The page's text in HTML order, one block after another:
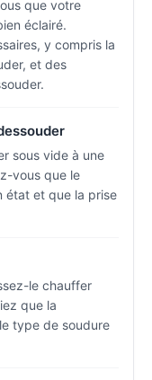
que votre
éclairé.
y compris la
et des
sous vide à une
vous que le
état et que la prise
le chauffer
que la
type de soudure